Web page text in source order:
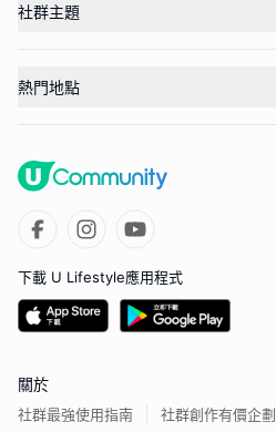
社群主題
熱門地點
下載 U Lifestyle應用程式
關於
社群最強使用指南 社群創作有價企劃